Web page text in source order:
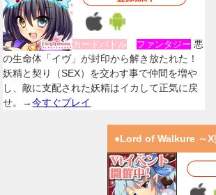
カードバトル ファンタジー 悪
の生命体「イヴ」が封印から解き放たれた！
妖精と契り（SEX）を交わす事で仲間を増や
し、敵に支配された妖精はイカして正気に戻
せ。→今すぐプレイ
●Lord of Walkure ～X